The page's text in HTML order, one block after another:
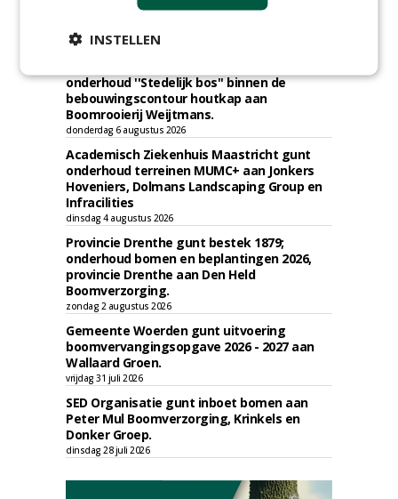
TENDERS
onderhoud ''Stedelijk bos'' binnen de
bebouwingscontour houtkap aan
Boomrooierij Weijtmans.
donderdag 6 augustus 2026
Academisch Ziekenhuis Maastricht gunt
onderhoud terreinen MUMC+ aan Jonkers
Hoveniers, Dolmans Landscaping Group en
Infracilities
dinsdag 4 augustus 2026
Provincie Drenthe gunt bestek 1879;
onderhoud bomen en beplantingen 2026,
provincie Drenthe aan Den Held
Boomverzorging.
zondag 2 augustus 2026
Gemeente Woerden gunt uitvoering
boomvervangingsopgave 2026 - 2027 aan
Wallaard Groen.
vrijdag 31 juli 2026
SED Organisatie gunt inboet bomen aan
Peter Mul Boomverzorging, Krinkels en
Donker Groep.
dinsdag 28 juli 2026
INSTELLEN